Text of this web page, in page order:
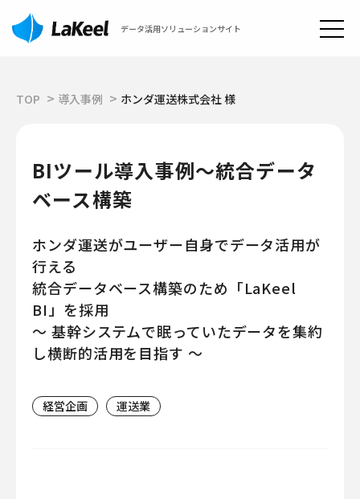
データ活用ソリューションサイト
TOP 導入事例 ホンダ運送株式会社 様
BIツール導入事例～統合データ
ベース構築
ホンダ運送がユーザー自身でデータ活用が
行える
統合データベース構築のため「LaKeel
BI」を採用
～ 基幹システムで眠っていたデータを集約
し横断的活用を目指す ～
経営企画 運送業